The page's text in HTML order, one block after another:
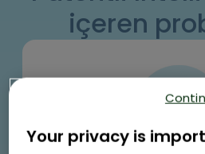
içeren
Your privacy is